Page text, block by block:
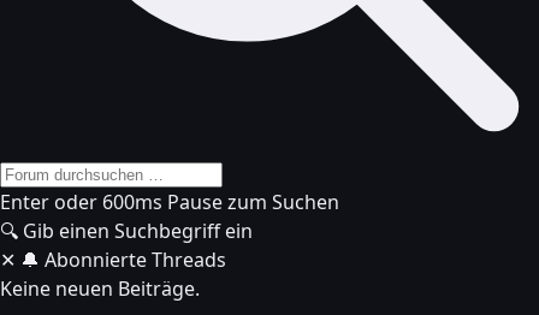
Enter oder 600ms Pause zum Suchen
🔍 Gib einen Suchbegriff ein
✕ 🔔 Abonnierte Threads
Keine neuen Beiträge.